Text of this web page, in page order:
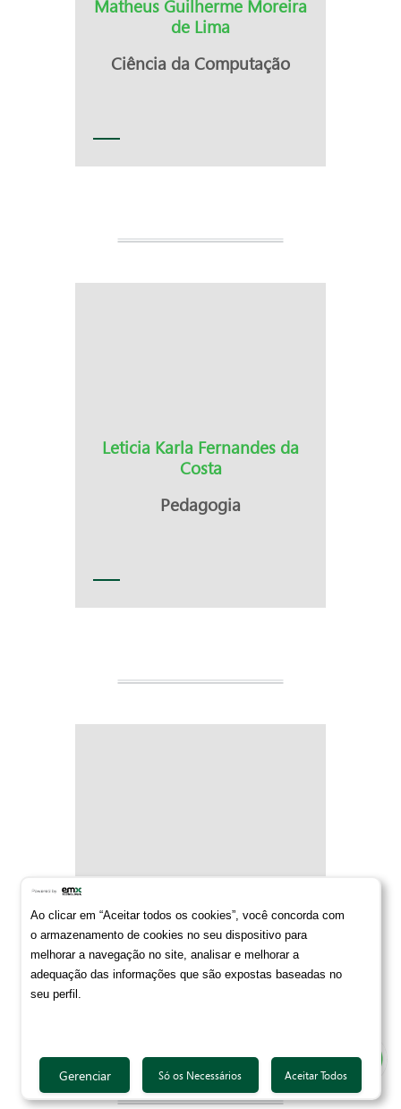
Matheus Guilherme Moreira
de Lima
Ciência da Computação
Leticia Karla Fernandes da
Costa
Pedagogia
Administração
Ao clicar em “Aceitar todos os cookies”, você concorda com
o armazenamento de cookies no seu dispositivo para
melhorar a navegação no site, analisar e melhorar a
adequação das informações que são expostas baseadas no
seu perfil.
Gerenciar Só os Necessários Aceitar Todos